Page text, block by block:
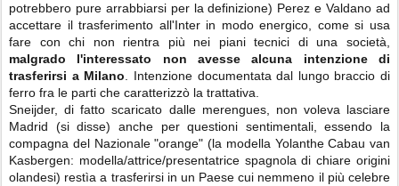
potrebbero pure arrabbiarsi per la definizione) Perez e Valdano ad
accettare il trasferimento all'Inter in modo energico, come si usa
fare con chi non rientra più nei piani tecnici di una società,
malgrado l'interessato non avesse alcuna intenzione di
trasferirsi a Milano . Intenzione documentata dal lungo braccio di
ferro fra le parti che caratterizzò la trattativa.
Sneijder, di fatto scaricato dalle merengues, non voleva lasciare
Madrid (si disse) anche per questioni sentimentali, essendo la
compagna del Nazionale "orange" (la modella Yolanthe Cabau van
Kasbergen: modella/attrice/presentatrice spagnola di chiare origini
olandesi) restìa a trasferirsi in un Paese cui nemmeno il più celebre